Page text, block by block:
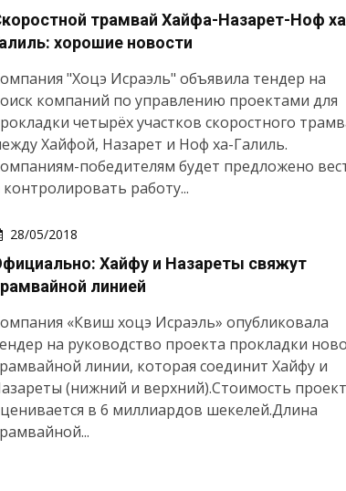
трамвай Хайфа-Назарет-Ноф
хорошие новости
"Хоцэ Исраэль" объявила тендер на
компаний по управлению проектами для
четырёх участков скоростного
Хайфой, Назарет и Ноф ха-Галиль.
победителям будет предложено
контролировать работу...
28/05/2018
Хайфу и Назареты свяжут
линией
«Квиш хоцэ Исраэль» опубликовала
на руководство проекта прокладки
линии, которая соединит Хайфу и
(нижний и верхний).Стоимость
в 6 миллиардов шекелей.Длина